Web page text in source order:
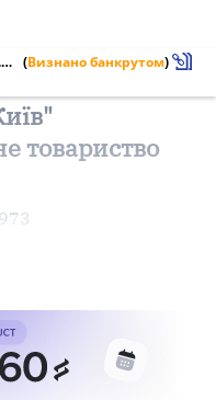
Карта підприємства від 21.05.2003 № 23737973 (Визнано банкрутом)
товариство